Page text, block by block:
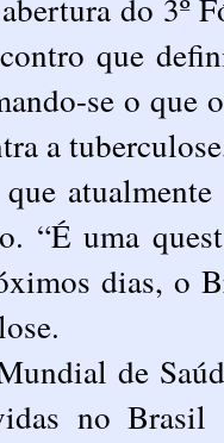
que
se o
a
“É uma
dias, o
de
no